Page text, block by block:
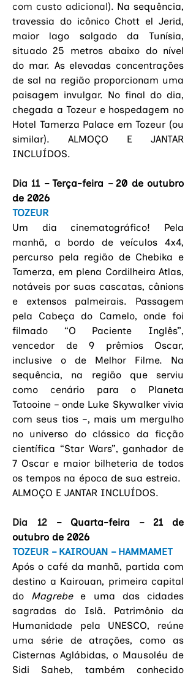
com custo adicional). Na sequência,
travessia do icônico Chott el Jerid,
maior lago salgado da Tunísia,
situado 25 metros abaixo do nível
do mar. As elevadas concentrações
de sal na região proporcionam uma
paisagem invulgar. No final do dia,
chegada a Tozeur e hospedagem no
Hotel Tamerza Palace em Tozeur (ou
similar). ALMOÇO E JANTAR
INCLUÍDOS.
Dia 11 – Terça-feira – 20 de outubro
de 2026
TOZEUR
Um dia cinematográfico! Pela
manhã, a bordo de veículos 4x4,
percurso pela região de Chebika e
Tamerza, em plena Cordilheira Atlas,
notáveis por suas cascatas, cânions
e extensos palmeirais. Passagem
pela Cabeça do Camelo, onde foi
filmado “O Paciente Inglês”,
vencedor de 9 prêmios Oscar,
inclusive o de Melhor Filme. Na
sequência, na região que serviu
como cenário para o Planeta
Tatooine – onde Luke Skywalker vivia
com seus tios –, mais um mergulho
no universo do clássico da ficção
científica “Star Wars”, ganhador de
7 Oscar e maior bilheteria de todos
os tempos na época de sua estreia.
ALMOÇO E JANTAR INCLUÍDOS.
Dia 12 – Quarta-feira – 21 de
outubro de 2026
TOZEUR – KAIROUAN – HAMMAMET
Após o café da manhã, partida com
destino a Kairouan, primeira capital
do Magrebe e uma das cidades
sagradas do Islã. Patrimônio da
Humanidade pela UNESCO, reúne
uma série de atrações, como as
Cisternas Aglábidas, o Mausoléu de
Sidi Saheb, também conhecido